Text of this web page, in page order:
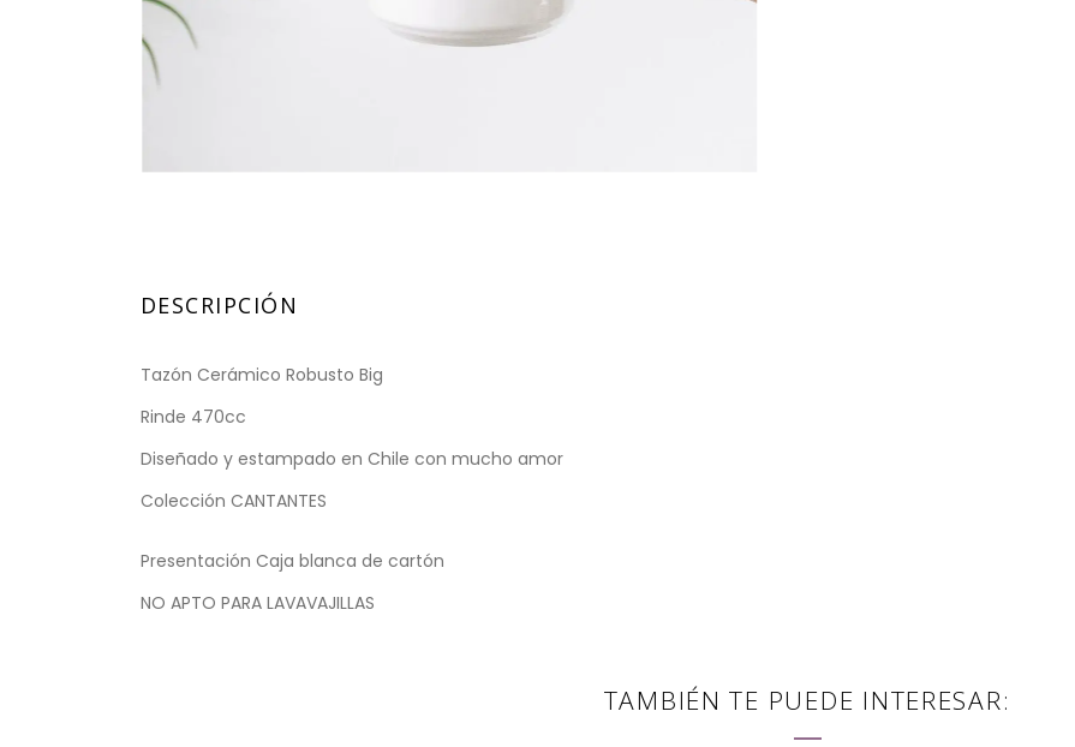
DESCRIPCIÓN
Tazón Cerámico Robusto Big
Rinde 470cc
Diseñado y estampado en Chile con mucho amor
Colección CANTANTES
Presentación Caja blanca de cartón
NO APTO PARA LAVAVAJILLAS
TAMBIÉN TE PUEDE INTERESAR: